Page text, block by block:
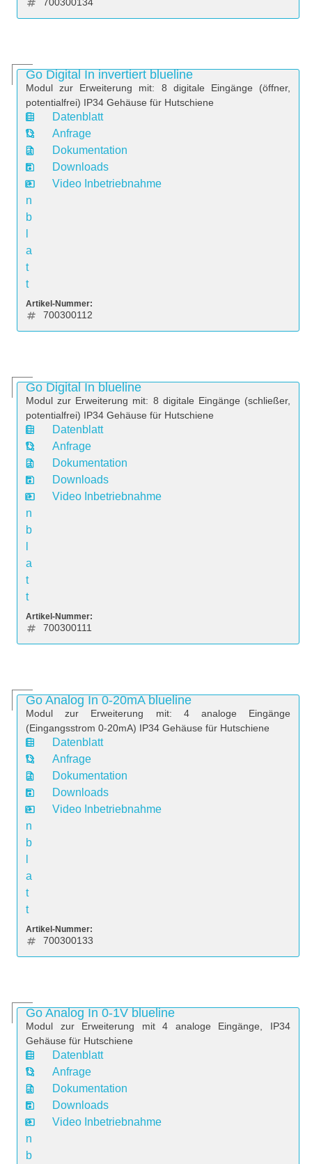
Go Digital In invertiert blueline
Modul zur Erweiterung mit: 8 digitale Eingänge (öffner,
potentialfrei) IP34 Gehäuse für Hutschiene
D
a
t
e
n
b
a
t
t
Datenblatt
Anfrage
Dokumentation
Downloads
Video Inbetriebnahme
Artikel-Nummer:
700300112
Go Digital In blueline
Modul zur Erweiterung mit: 8 digitale Eingänge (schließer,
potentialfrei) IP34 Gehäuse für Hutschiene
D
a
t
e
n
b
a
t
t
Datenblatt
Anfrage
Dokumentation
Downloads
Video Inbetriebnahme
Artikel-Nummer:
700300111
Go Analog In 0-20mA blueline
Modul zur Erweiterung mit: 4 analoge Eingänge
(Eingangsstrom 0-20mA) IP34 Gehäuse für Hutschiene
D
a
t
e
n
b
a
t
t
Datenblatt
Anfrage
Dokumentation
Downloads
Video Inbetriebnahme
Artikel-Nummer:
700300133
Go Analog In 0-1V blueline
Modul zur Erweiterung mit 4 analoge Eingänge, IP34
Gehäuse für Hutschiene
D
a
t
e
n
b
Datenblatt
Anfrage
Dokumentation
Downloads
Video Inbetriebnahme